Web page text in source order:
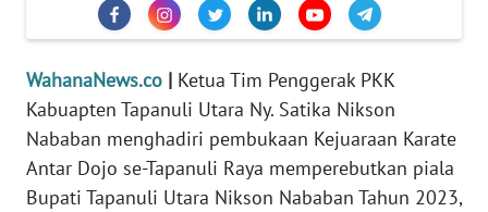
WahanaNews.co | Ketua Tim Penggerak PKK
Kabuapten Tapanuli Utara Ny. Satika Nikson
Nababan menghadiri pembukaan Kejuaraan Karate
Antar Dojo se-Tapanuli Raya memperebutkan piala
Bupati Tapanuli Utara Nikson Nababan Tahun 2023,
Informasi
INDEKS
BERITA